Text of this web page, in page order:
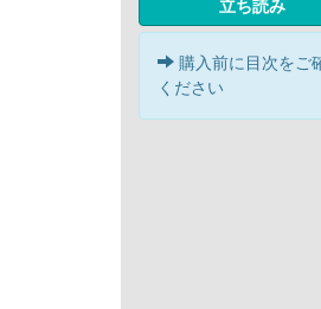
立ち読み
購入前に目次をご
ください